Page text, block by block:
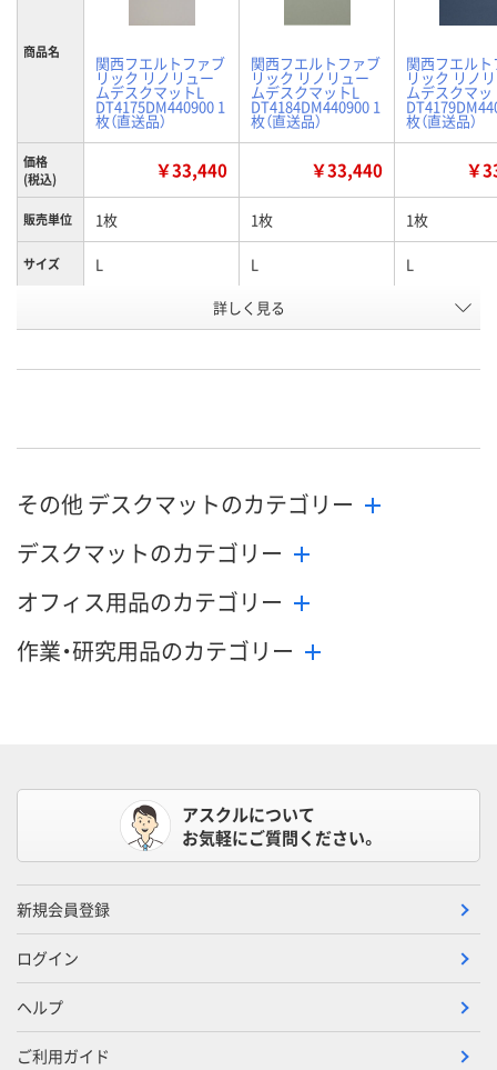
商品名
関西フエルトファブ
リック リノリュー
ムデスクマットL
DT4175DM440900 1
枚（直送品）
関西フエルトファブ
リック リノリュー
ムデスクマットL
DT4184DM440900 1
枚（直送品）
関西フエル
リック リノ
ムデスクマッ
枚（直送品）
価格
(税込)
￥33,440 ￥33,440 ￥
販売単位 1枚 1枚 1枚
サイズ L L L
ダークグリーン系 ネイビー系
AH21152 AH21159 AH21153
数量
カゴへ
数量
詳しく見る
その他 デスクマットのカテゴリー
デスクマットのカテゴリー
オフィス用品のカテゴリー
作業・研究用品のカテゴリー
アスクルについて
お気軽にご質問ください。
新規会員登録
ログイン
ヘルプ
ご利用ガイド